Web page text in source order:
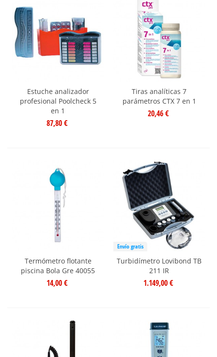
Estuche analizador
profesional Poolcheck 5
en 1
87,80 €
Tiras analíticas 7
parámetros CTX 7 en 1
20,46 €
Termómetro flotante
piscina Bola Gre 40055
14,00 €
Envío gratis
Turbidímetro Lovibond TB
211 IR
1.149,00 €